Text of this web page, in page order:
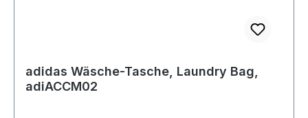
adidas Wäsche-Tasche, Laundry Bag,
adiACCM02